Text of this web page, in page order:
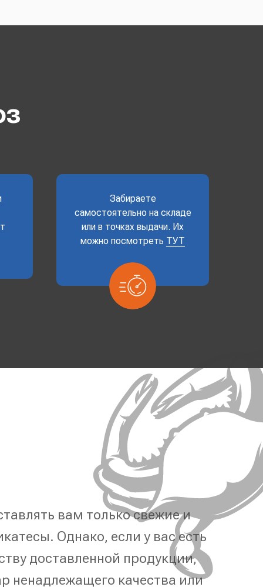
Забираете
самостоятельно на складе
или в точках выдачи. Их
можно посмотреть ТУТ
вам только свежие и
Однако, если у вас есть
доставленной продукции,
ненадлежащего качества или